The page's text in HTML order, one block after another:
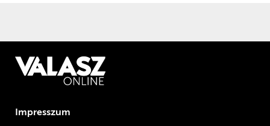
Impresszum